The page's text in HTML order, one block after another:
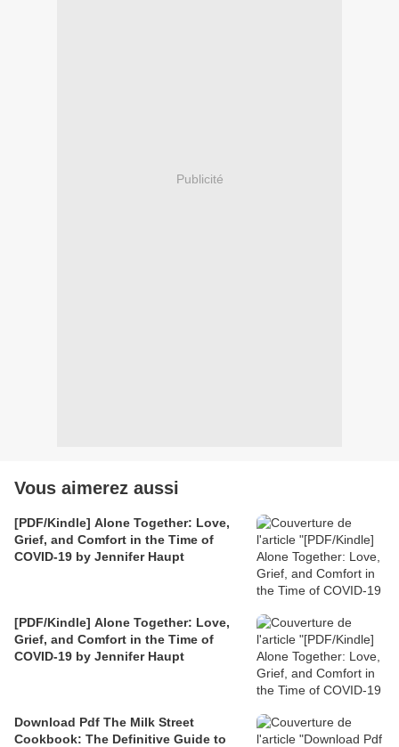
Publicité
Vous aimerez aussi
[PDF/Kindle] Alone Together: Love,
Grief, and Comfort in the Time of
COVID-19 by Jennifer Haupt
[PDF/Kindle] Alone Together: Love,
Grief, and Comfort in the Time of
COVID-19 by Jennifer Haupt
Download Pdf The Milk Street
Cookbook: The Definitive Guide to